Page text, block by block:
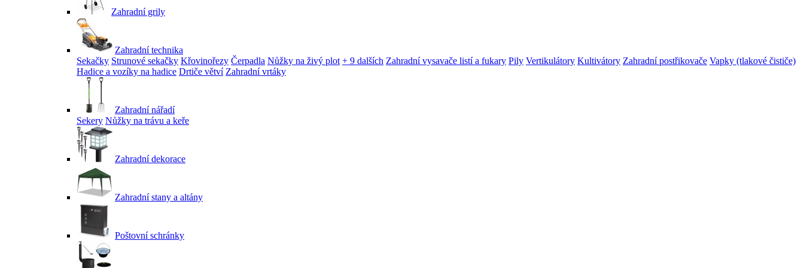
Zahradní grily
Zahradní technika
Sekačky Strunové sekačky Křovinořezy Čerpadla Nůžky na živý plot + 9 dalších Zahradní vysavače listí a fukary Pily Vertikulátory Kultivátory Zahradní postřikovače Vapky (tlakové čističe)
Hadice a vozíky na hadice Drtiče větví Zahradní vrtáky
Zahradní nářadí
Sekery Nůžky na trávu a keře
Zahradní dekorace
Zahradní stany a altány
Poštovní schránky